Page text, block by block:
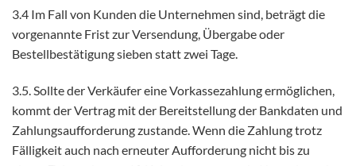
3.4 Im Fall von Kunden die Unternehmen sind, beträgt die
vorgenannte Frist zur Versendung, Übergabe oder
Bestellbestätigung sieben statt zwei Tage.
3.5. Sollte der Verkäufer eine Vorkassezahlung ermöglichen,
kommt der Vertrag mit der Bereitstellung der Bankdaten und
Zahlungsaufforderung zustande. Wenn die Zahlung trotz
Fälligkeit auch nach erneuter Aufforderung nicht bis zu